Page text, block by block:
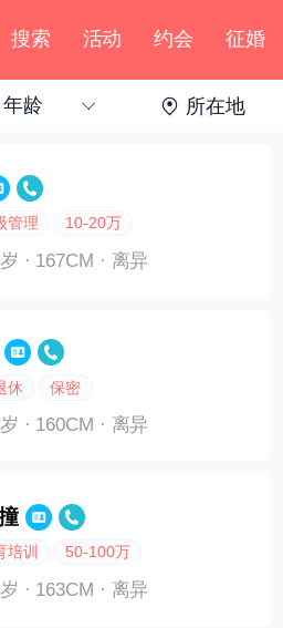
搜索 活动 约会 征婚
年龄 所在地
下拉刷新
管理 10-20万
· 167CM · 离异
休 保密
· 160CM · 离异
培训 50-100万
· 163CM · 离异